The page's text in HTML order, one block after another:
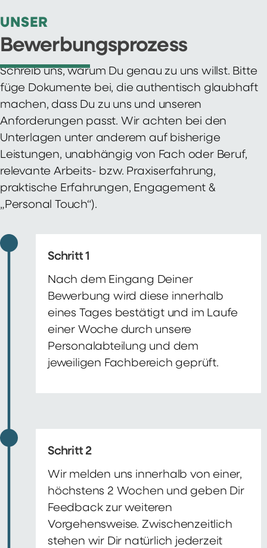
UNSER
Bewerbungsprozess
Schreib uns, warum Du genau zu uns willst. Bitte
füge Dokumente bei, die authentisch glaubhaft
machen, dass Du zu uns und unseren
Anforderungen passt. Wir achten bei den
Unterlagen unter anderem auf bisherige
Leistungen, unabhängig von Fach oder Beruf,
relevante Arbeits- bzw. Praxiserfahrung,
praktische Erfahrungen, Engagement &
„Personal Touch“).
Schritt 1
Nach dem Eingang Deiner
Bewerbung wird diese innerhalb
eines Tages bestätigt und im Laufe
einer Woche durch unsere
Personalabteilung und dem
jeweiligen Fachbereich geprüft.
Schritt 2
Wir melden uns innerhalb von einer,
höchstens 2 Wochen und geben Dir
Feedback zur weiteren
Vorgehensweise. Zwischenzeitlich
stehen wir Dir natürlich jederzeit